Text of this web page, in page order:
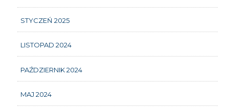
STYCZEŃ 2025
LISTOPAD 2024
PAŹDZIERNIK 2024
MAJ 2024